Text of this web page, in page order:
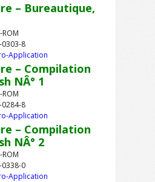
– Bureautique,
8
Application
– Compilation
NÂ° 1
8
Application
– Compilation
NÂ° 2
0
Application